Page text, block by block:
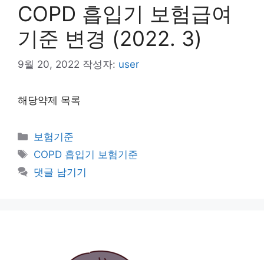
COPD 흡입기 보험급여
기준 변경 (2022. 3)
9월 20, 2022 작성자: user
해당약제 목록
카
테
리
보험기준
태
그
COPD 흡입기 보험기준
댓글 남기기